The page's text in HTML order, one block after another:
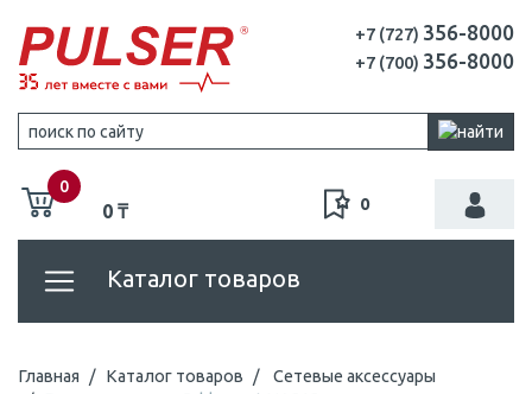
+7 (727) 356-8000
+7 (700) 356-8000
0
0 ₸ 0
Каталог товаров
Главная Каталог товаров
Сетевые аксессуары